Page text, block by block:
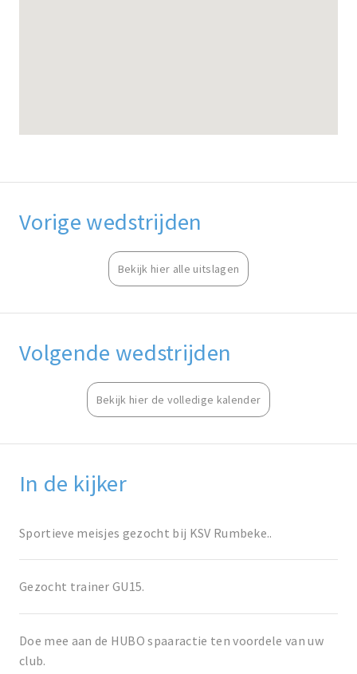
Vorige wedstrijden
Bekijk hier alle uitslagen
Volgende wedstrijden
Bekijk hier de volledige kalender
In de kijker
Sportieve meisjes gezocht bij KSV Rumbeke..
Gezocht trainer GU15.
Doe mee aan de HUBO spaaractie ten voordele van uw
club.